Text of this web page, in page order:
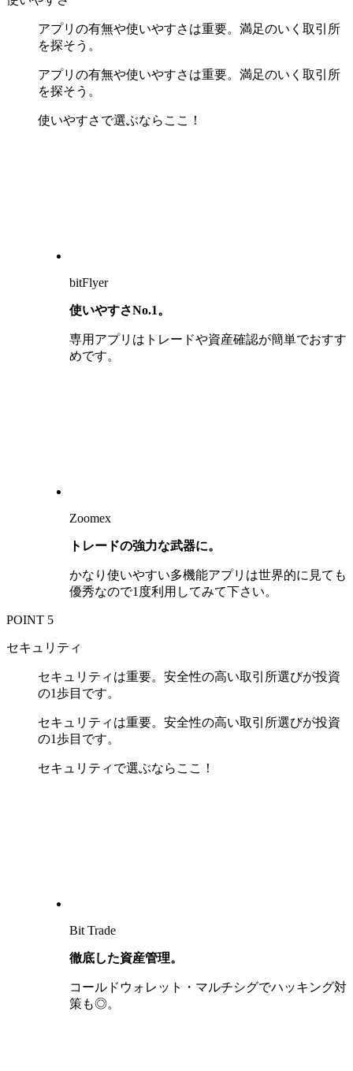
アプリの有無や使いやすさは重要。満足のいく取引所
を探そう。
アプリの有無や使いやすさは重要。満足のいく取引所
を探そう。
使いやすさで選ぶならここ！
bitFlyer
使いやすさNo.1。
専用アプリはトレードや資産確認が簡単でおすす
めです。
Zoomex
トレードの強力な武器に。
かなり使いやすい多機能アプリは世界的に見ても
優秀なので1度利用してみて下さい。
POINT 5
セキュリティ
セキュリティは重要。安全性の高い取引所選びが投資
の1歩目です。
セキュリティは重要。安全性の高い取引所選びが投資
の1歩目です。
セキュリティで選ぶならここ！
Bit Trade
徹底した資産管理。
コールドウォレット・マルチシグでハッキング対
策も◎。